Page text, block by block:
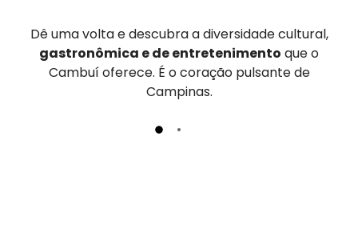
Dê uma volta e descubra a diversidade cultural,
gastronômica e de entretenimento que o
Cambuí oferece. É o coração pulsante de
Campinas.